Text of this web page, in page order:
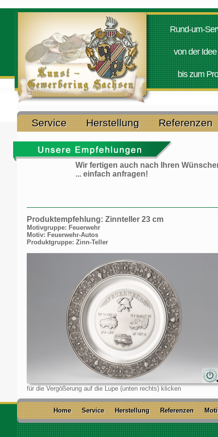
Rund-um-
von der Idee
bis zum
Service Herstellung Referenzen
Wir fertigen auch nach Ihren
... einfach anfragen!
Produktempfehlung: Zinnteller 23 cm
Motivgruppe: Feuerwehr
Motiv: Feuerwehr-Autos
Produktgruppe: Zinn-Teller
für die Vergößerung auf die Lupe (unten rechts) klicken
Home Service Herstellung Referenzen